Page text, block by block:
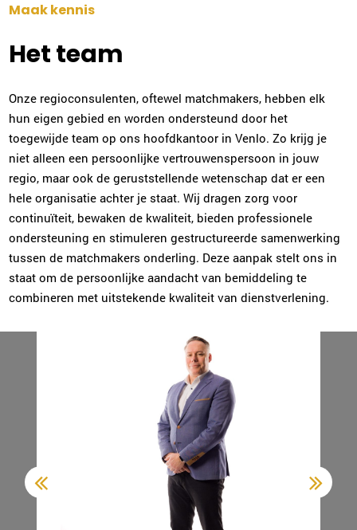
Maak kennis
Het team
Onze regioconsulenten, oftewel matchmakers, hebben elk
hun eigen gebied en worden ondersteund door het
toegewijde team op ons hoofdkantoor in Venlo. Zo krijg je
niet alleen een persoonlijke vertrouwenspersoon in jouw
regio, maar ook de geruststellende wetenschap dat er een
hele organisatie achter je staat. Wij dragen zorg voor
continuïteit, bewaken de kwaliteit, bieden professionele
ondersteuning en stimuleren gestructureerde samenwerking
tussen de matchmakers onderling. Deze aanpak stelt ons in
staat om de persoonlijke aandacht van bemiddeling te
combineren met uitstekende kwaliteit van dienstverlening.
Plan kennismaking
Gerdien Sabee-Morsink
Enschede
053-2032008| email
Plan kennismaking
Sonja Karsten
038-2022006|email
Plan kennismaking
Carola Bloemer
Purmerend
0299-700204|email
Plan kennismaking